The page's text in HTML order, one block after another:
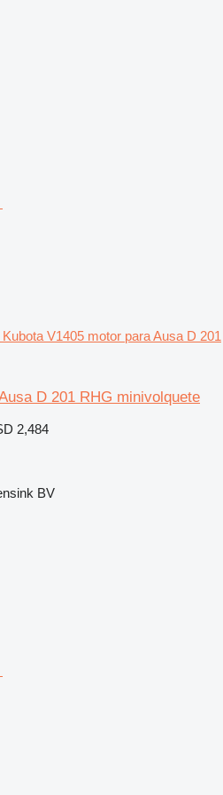
Kubota V1405 motor para Ausa D 201
D 201 RHG minivolquete
2,484
BV